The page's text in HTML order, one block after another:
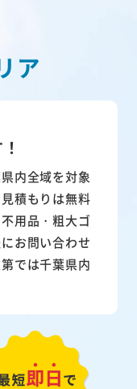
ア
内全域を対象
積もりは無料
用品・粗大ゴ
お問い合わせ
では千葉県内